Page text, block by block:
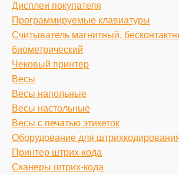
Дисплеи покупателя
Программируемые клавиатуры
Считыватель магнитный,
биометрический
Чековый принтер
Весы
Весы напольные
Весы настольные
Весы с печатью этикеток
Оборудование для
Принтер штрих-кода
Сканеры штрих-кода